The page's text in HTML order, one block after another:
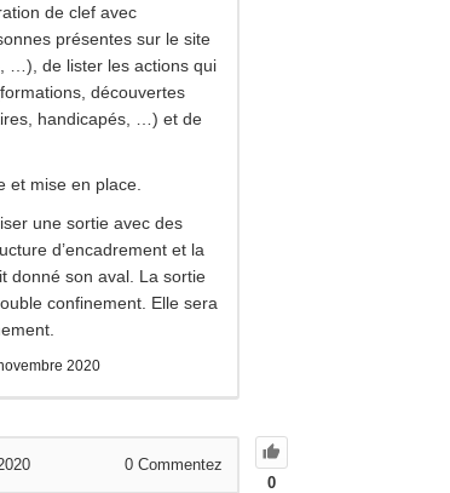
de clef avec
présentes sur le site
…), de lister les actions qui
découvertes
handicapés, …) et de
et mise en place.
une sortie avec des
d’encadrement et la
donné son aval. La sortie
confinement. Elle sera
2020
0
0 Commentez